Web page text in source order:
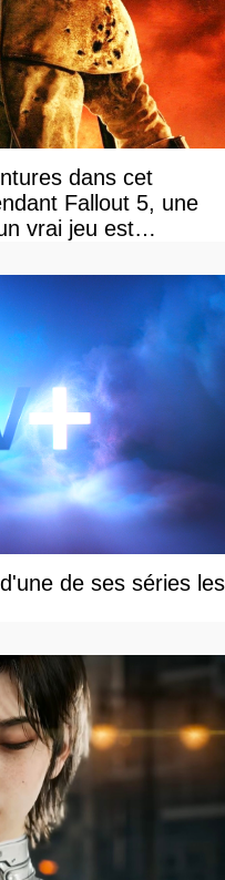
dans cet
Fallout 5, une
vrai jeu est
de ses séries les